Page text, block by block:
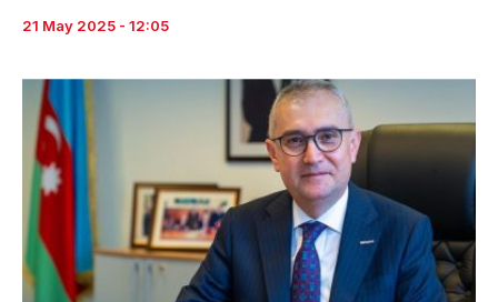
21 May 2025 - 12:05